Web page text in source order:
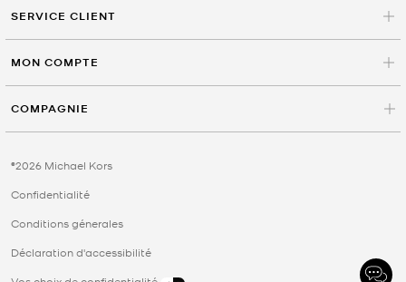
SERVICE CLIENT
MON COMPTE
COMPAGNIE
©2026 Michael Kors
Confidentialité
Conditions génerales
Déclaration d'accessibilité